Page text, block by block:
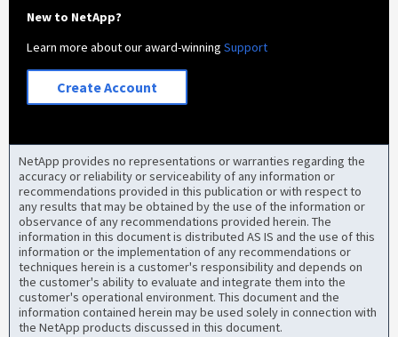
New to NetApp?
Learn more about our award-winningSupport
Create Account
NetApp provides no representations or warranties regarding the
accuracy or reliability or serviceability of any information or
recommendations provided in this publication or with respect to
any results that may be obtained by the use of the information or
observance of any recommendations provided herein. The
information in this document is distributed AS IS and the use of this
information or the implementation of any recommendations or
techniques herein is a customer's responsibility and depends on
the customer's ability to evaluate and integrate them into the
customer's operational environment. This document and the
information contained herein may be used solely in connection with
the NetApp products discussed in this document.